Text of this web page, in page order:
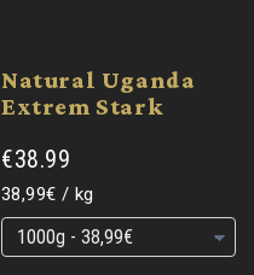
Natural Uganda
Extrem Stark
€38.99
Grundpreis
38,99€ / pro
kg
Grundpreis
Grundpreis